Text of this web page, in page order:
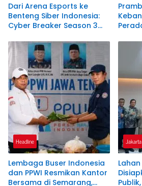
Dari Arena Esports ke
Benteng Siber Indonesia:
Cyber Breaker Season 3
Etis Penjaga Negeri
Headline
Lembaga Buser Indonesia
dan PPWI Resmikan Kantor
Bersama di Semarang,
Jakarta